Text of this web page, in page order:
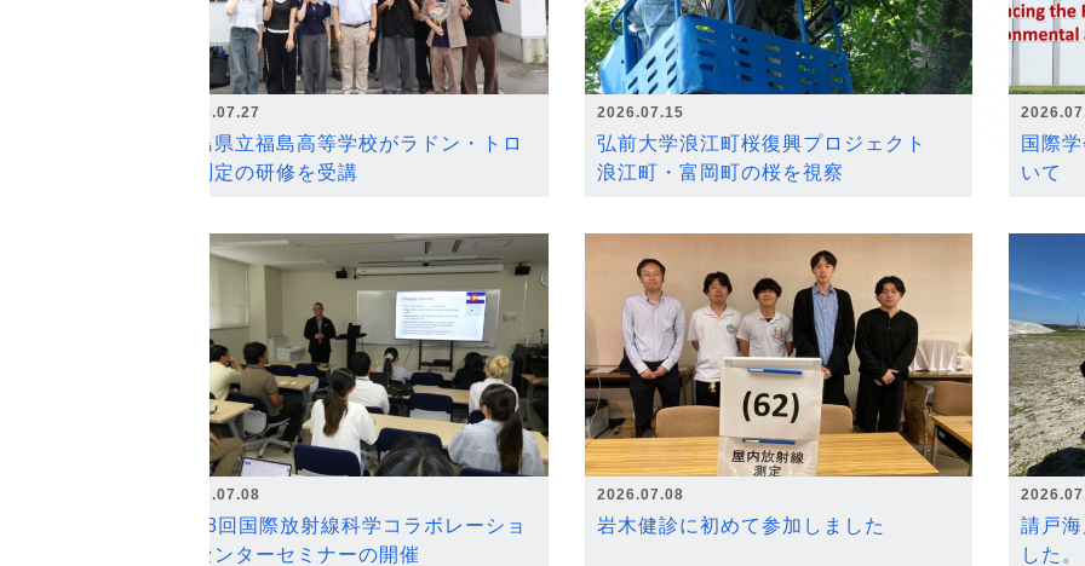
2026.07.27
福島県立福島高等学校がラドン・トロ
ン測定の研修を受講
2026.07.15
弘前大学浪江町桜復興プロジェクト
浪江町・富岡町の桜を視察
国際
いて
2026.07.08
第18回国際放射線科学コラボレーショ
ンセンターセミナーの開催
2026.07.08
岩木健診に初めて参加しました
請戸
した。